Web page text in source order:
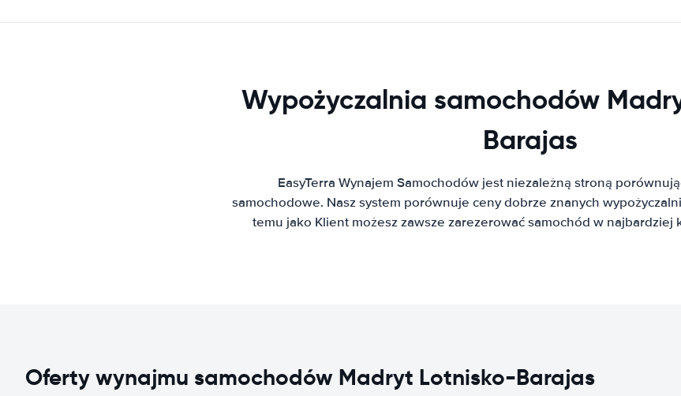
Wypożyczalnia samochodów
Barajas
EasyTerra Wynajem Samochodów jest niezależną stroną
samochodowe. Nasz system porównuje ceny dobrze znanych
temu jako Klient możesz zawsze zarezerować samochód w najbardziej
Oferty wynajmu samochodów Madryt Lotnisko-Barajas